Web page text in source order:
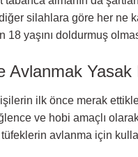
silahlara göre her ne
yaşını doldurmuş
Avlanmak Yasak
ilk önce merak
ve hobi amaçlı
avlanma için